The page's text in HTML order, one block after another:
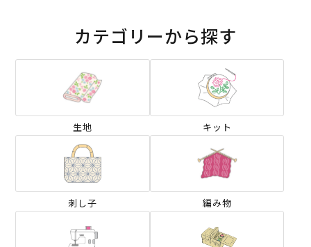
カテゴリーから探す
生地 キット
刺し子 編み物